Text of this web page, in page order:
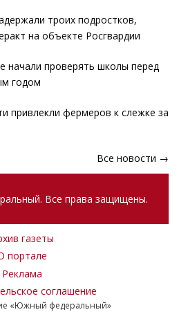
троих подростков,
на объекте Росгвардии
начали проверять школы перед
годом
привлекли фермеров к слежке за
Все новости →
Все права защищены.
газеты
портале
Реклама
соглашение
«Южный федеральный»